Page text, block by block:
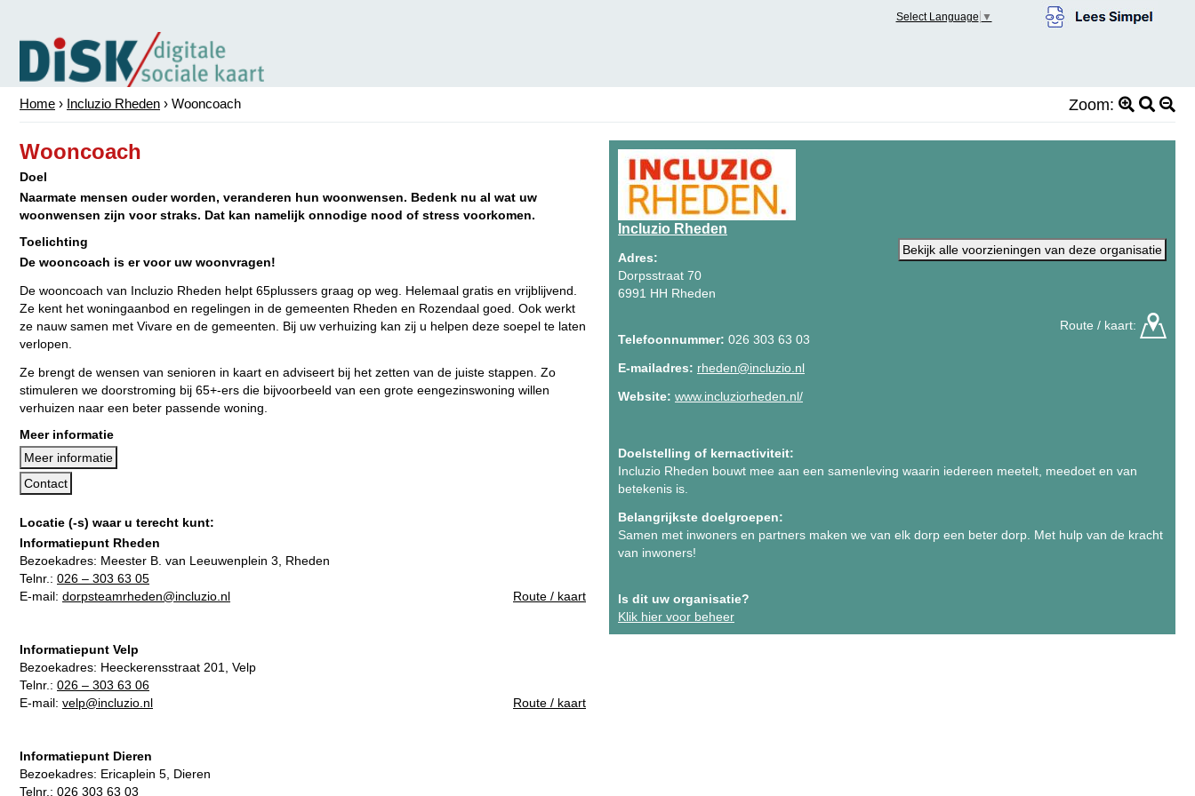
Select Language ▼
Home › Incluzio Rheden › Wooncoach Zoom:
Wooncoach
Doel
Naarmate mensen ouder worden, veranderen hun woonwensen. Bedenk nu al wat uw
woonwensen zijn voor straks. Dat kan namelijk onnodige nood of stress voorkomen.
Toelichting
De wooncoach is er voor uw woonvragen!
De wooncoach van Incluzio Rheden helpt 65plussers graag op weg. Helemaal gratis en vrijblijvend.
Ze kent het woningaanbod en regelingen in de gemeenten Rheden en Rozendaal goed. Ook werkt
ze nauw samen met Vivare en de gemeenten. Bij uw verhuizing kan zij u helpen deze soepel te laten
verlopen.
Ze brengt de wensen van senioren in kaart en adviseert bij het zetten van de juiste stappen. Zo
stimuleren we doorstroming bij 65+-ers die bijvoorbeeld van een grote eengezinswoning willen
verhuizen naar een beter passende woning.
Meer informatie
Meer informatie
Contact
Locatie (-s) waar u terecht kunt:
Informatiepunt Rheden
Bezoekadres: Meester B. van Leeuwenplein 3, Rheden
Telnr.: 026 – 303 63 05
E-mail: dorpsteamrheden@incluzio.nl Route / kaart
Informatiepunt Velp
Bezoekadres: Heeckerensstraat 201, Velp
Telnr.: 026 – 303 63 06
E-mail: velp@incluzio.nl Route / kaart
Informatiepunt Dieren
Bezoekadres: Ericaplein 5, Dieren
Telnr.: 026 303 63 03
Incluzio Rheden
Bekijk alle voorzieningen van deze organisatie
Adres:
Dorpsstraat 70
6991 HH Rheden
Route / kaart:
Telefoonnummer: 026 303 63 03
E-mailadres: rheden@incluzio.nl
Website: www.incluziorheden.nl/
Doelstelling of kernactiviteit:
Incluzio Rheden bouwt mee aan een samenleving waarin iedereen meetelt, meedoet en van
betekenis is.
Belangrijkste doelgroepen:
Samen met inwoners en partners maken we van elk dorp een beter dorp. Met hulp van de kracht
van inwoners!
Is dit uw organisatie?
Klik hier voor beheer